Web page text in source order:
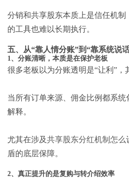
分销和共享股东本质上是信任机
的工具也难以长期执行。
五、从“靠人情分账”到“靠系统说
1、分账清晰，本质是在保护老板
很多老板以为分账透明是“让利”，
当所有订单来源、佣金比例都系
解释。
尤其在涉及共享股东分红机制怎么
盾的底层保障。
2、真正提升的是复购与转介绍效率